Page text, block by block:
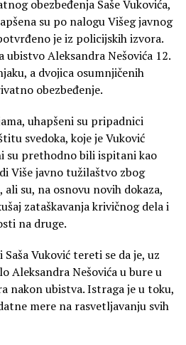
obezbeđenja Saše Vukovića,
su po nalogu Višeg javnog
je iz policijskih izvora.
ubistvo Aleksandra Nešovića 12.
a dvojica osumnjičenih
obezbeđenje.
uhapšeni su pripadnici
svedoka, koje je Vuković
su prethodno bili ispitani kao
Više javno tužilaštvo zbog
ali su, na osnovu novih dokaza,
zataškavanja krivičnog dela i
na druge.
Vuković tereti se da je, uz
Aleksandra Nešovića u bure u
nakon ubistva. Istraga je u toku,
mere na rasvetljavanju svih